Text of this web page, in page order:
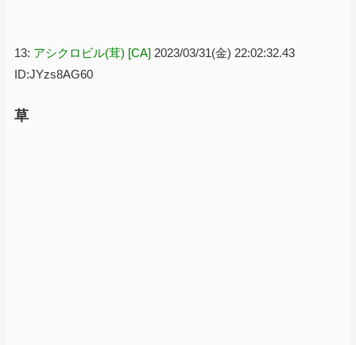
13: アシクロビル(茸) [CA] 2023/03/31(金) 22:02:32.43
ID:JYzs8AG60
草